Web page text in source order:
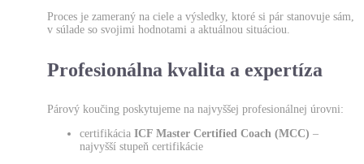
Proces je zameraný na ciele a výsledky, ktoré si pár stanovuje sám,
v súlade so svojimi hodnotami a aktuálnou situáciou.
Profesionálna kvalita a expertíza
Párový koučing poskytujeme na najvyššej profesionálnej úrovni:
certifikácia ICF Master Certified Coach (MCC) –
najvyšší stupeň certifikácie